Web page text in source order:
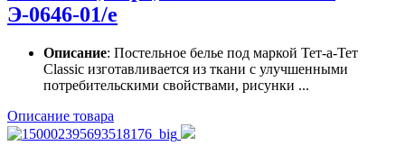
Э-0646-01/е
Описание: Постельное белье под маркой Тет-а-Тет
Classic изготавливается из ткани с улучшенными
потребительскими свойствами, рисунки ...
Описание товара